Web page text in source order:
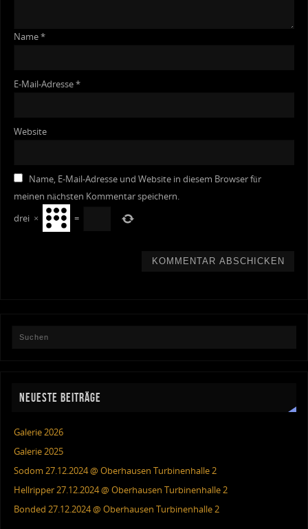
Name*
E-Mail-Adresse*
Website
Name, E-Mail-Adresse und Website in diesem Browser für
meinen nächsten Kommentar speichern.
drei × =
NEUESTE BEITRÄGE
Galerie 2026
Galerie 2025
Sodom 27.12.2024 @ Oberhausen Turbinenhalle 2
Hellripper 27.12.2024 @ Oberhausen Turbinenhalle 2
Bonded 27.12.2024 @ Oberhausen Turbinenhalle 2